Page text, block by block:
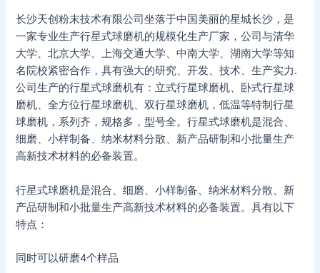
长沙天创粉末技术有限公司坐落于中国美丽的星城长沙，是
一家专业生产行星式球磨机的规模化生产厂家，公司与清华
大学、北京大学、上海交通大学、中南大学、湖南大学等知
名院校紧密合作，具有强大的研究、开发、技术、生产实力.
公司生产的行星式球磨机有：立式行星球磨机、卧式行星球
磨机、全方位行星球磨机、双行星球磨机，低温等特制行星
球磨机，系列齐，规格多，型号全。行星式球磨机是混合、
细磨、小样制备、纳米材料分散、新产品研制和小批量生产
高新技术材料的必备装置。
行星式球磨机是混合、细磨、小样制备、纳米材料分散、新
产品研制和小批量生产高新技术材料的必备装置。具有以下
特点：
同时可以研磨4个样品